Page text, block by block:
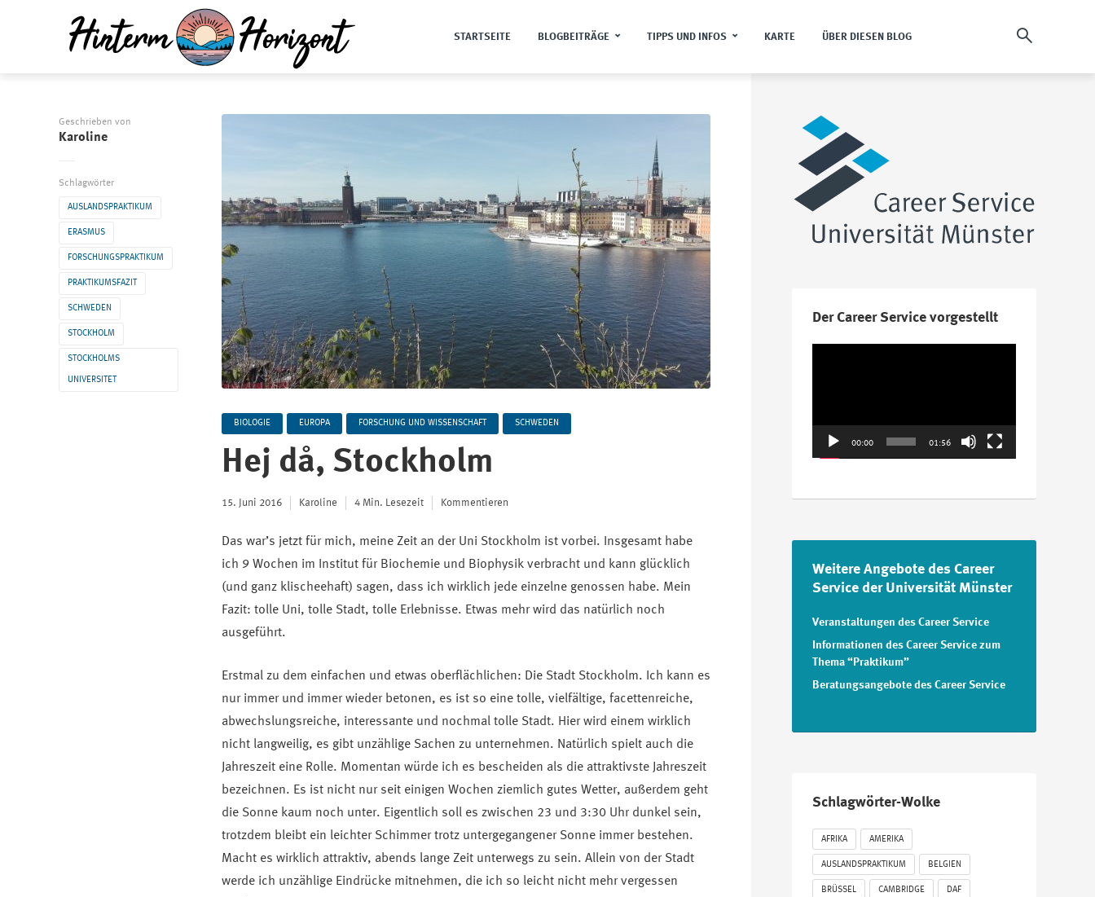
STARTSEITE BLOGBEITRÄGE TIPPS UND INFOS KARTE ÜBER DIESEN BLOG
Geschrieben von
Karoline
Schlagwörter
AUSLANDSPRAKTIKUM
ERASMUS
FORSCHUNGSPRAKTIKUM
PRAKTIKUMSFAZIT
SCHWEDEN
STOCKHOLM
STOCKHOLMS
UNIVERSITET
BIOLOGIE EUROPA FORSCHUNG UND WISSENSCHAFT SCHWEDEN
Hej då, Stockholm
15. Juni 2016 Karoline 4 Min. Lesezeit Kommentieren
Das war’s jetzt für mich, meine Zeit an der Uni Stockholm ist vorbei. Insgesamt habe
ich 9 Wochen im Institut für Biochemie und Biophysik verbracht und kann glücklich
(und ganz klischeehaft) sagen, dass ich wirklich jede einzelne genossen habe. Mein
Fazit: tolle Uni, tolle Stadt, tolle Erlebnisse. Etwas mehr wird das natürlich noch
ausgeführt.
Erstmal zu dem einfachen und etwas oberflächlichen: Die Stadt Stockholm. Ich kann es
nur immer und immer wieder betonen, es ist so eine tolle, vielfältige, facettenreiche,
abwechslungsreiche, interessante und nochmal tolle Stadt. Hier wird einem wirklich
nicht langweilig, es gibt unzählige Sachen zu unternehmen. Natürlich spielt auch die
Jahreszeit eine Rolle. Momentan würde ich es bescheiden als die attraktivste Jahreszeit
bezeichnen. Es ist nicht nur seit einigen Wochen ziemlich gutes Wetter, außerdem geht
die Sonne kaum noch unter. Eigentlich soll es zwischen 23 und 3:30 Uhr dunkel sein,
trotzdem bleibt ein leichter Schimmer trotz untergegangener Sonne immer bestehen.
Macht es wirklich attraktiv, abends lange Zeit unterwegs zu sein. Allein von der Stadt
werde ich unzählige Eindrücke mitnehmen, die ich so leicht nicht mehr vergessen
Der Career Service vorgestellt
00:00 01:56
Weitere Angebote des Career
Service der Universität Münster
Veranstaltungen des Career Service
Informationen des Career Service zum
Thema “Praktikum”
Beratungsangebote des Career Service
Schlagwörter-Wolke
AFRIKA AMERIKA
AUSLANDSPRAKTIKUM BELGIEN
BRÜSSEL CAMBRIDGE DAF